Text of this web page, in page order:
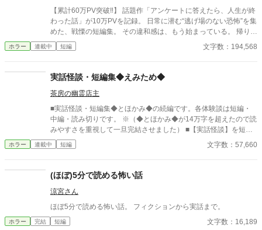
【累計60万PV突破‼】 話題作「アンケートに答えたら、人生が終
わった話」が10万PVを記録。 日常に潜む“逃げ場のない恐怖”を集
めた、戦慄の短編集。 その違和感は、もう始まっている。 帰り
道、誰もいないはずの部屋、何気ない会話。 どこにでもある日常
が、ある瞬間、取り返しのつかない異常へと変わる。 意味が分か
て、最後の一行で現実がひっくり返る話。 1話1000〜2000文字。
隙間時間で読める短編ながら、 読み終えたあと、ふとした静寂が
怖くなる。 これはすべて、どこかで起きていてもおかしくない
話。 ――あなたのすぐ隣でも。 洒落にならない実話風・創作ホラ
ー。
ホラー 連載中 短編 文字数：194,568
実話怪談・短編集◆えみため◆
茶房の幽霊店主
■実話怪談・短編集◆とほかみ◆の続編です。各体験談は短編・
中編・読み切りです。 ※（◆とほかみ◆が14万字を超えたので読
みやすさを重視して一旦完結させました） ■【実話怪談】を短
編・読み切りでまとめています。（ヒトコワ・手記も含む） ■筆
者自身の体験談、お客様、匿名様からのＤＭ、相談者様からの相
にしました。 ■筆者以外の体験談の場合、体験者ご本人からの掲
載許可をいただいています。 ■実話怪談と銘を打ってはいます
が、エンタメとして楽しんでいただけたら幸いです。 ※pixiv・カ
クヨムへ掲載していない怪談を含む【完全版】です。
ホラー 連載中 短編 文字数：57,660
(ほぼ)5分で読める怖い話
涼宮さん
ほぼ5分で読める怖い話。 フィクションから実話まで。
ホラー 完結 短編 文字数：16,189